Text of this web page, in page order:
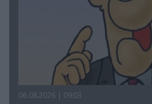
06.08.2026 | 09:03